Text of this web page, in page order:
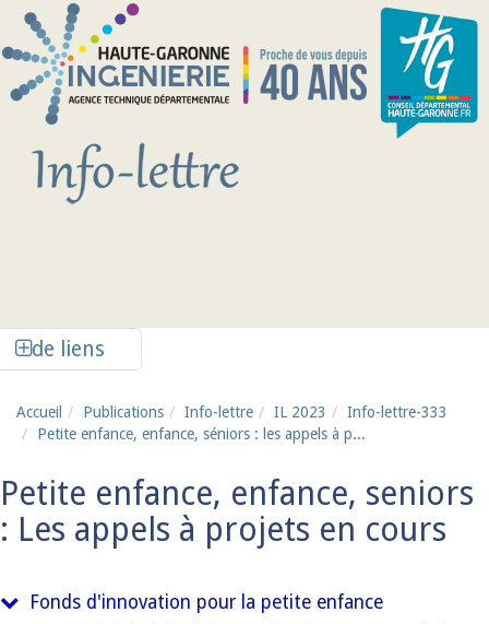
Aller au contenu principal
de liens
Accueil Publications Info-lettre IL 2023
Info-lettre-333
Petite enfance, enfance, séniors : les appels à p...
Petite enfance, enfance, seniors
: Les appels à projets en cours
Fonds d'innovation pour la petite enfance